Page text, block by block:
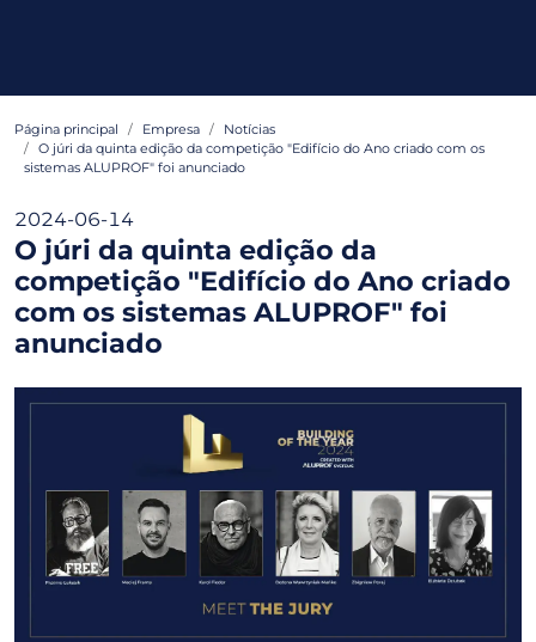
Página principal Empresa
Notícias
O júri da quinta edição da competição "Edifício do Ano criado com os
sistemas ALUPROF" foi anunciado
2024-06-14
O júri da quinta edição da
competição "Edifício do Ano criado
com os sistemas ALUPROF" foi
anunciado